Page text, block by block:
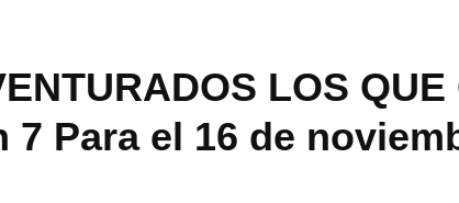
LOS QUE
7 Para el 16 de